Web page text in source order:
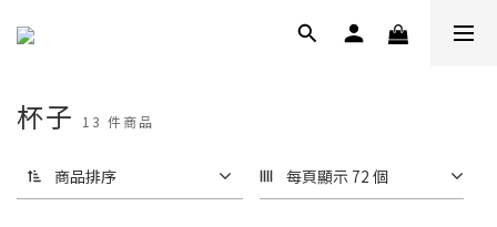
杯子 13 件商品
商品排序 每頁顯示 72 個